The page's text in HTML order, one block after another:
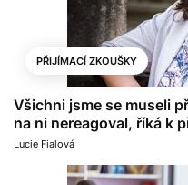
PŘIJÍMACÍ ZKOUŠKY
Všichni jsme se museli
na ni nereagoval, říká k
Lucie Fialová